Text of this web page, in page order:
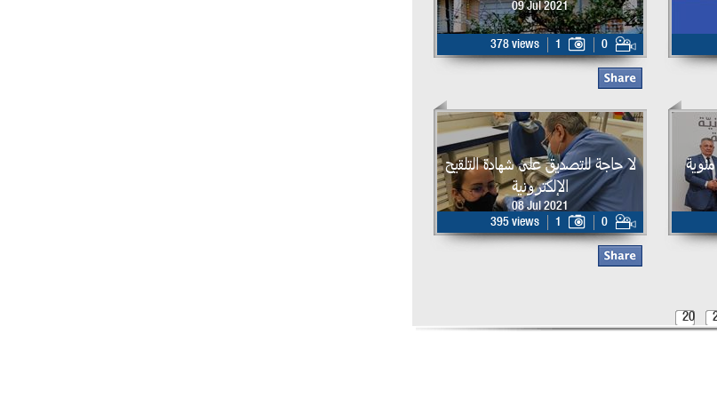
09 Jul 2021
378 views 1 0
لا حاجة للتصديق على شهادة التلقيح
الإلكترونية
08 Jul 2021
395 views
1 0
20